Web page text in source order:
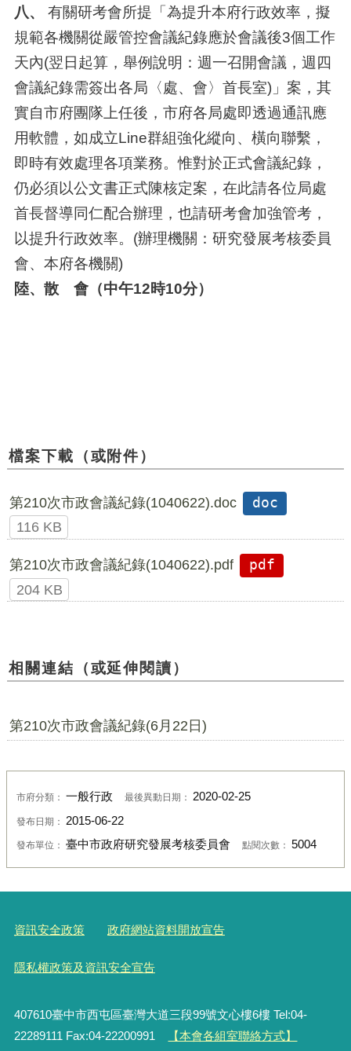
八、
有關研考會所提「為提升本府行政效率，擬
規範各機關從嚴管控會議紀錄應於會議後3個工作
天內(翌日起算，舉例說明：週一召開會議，週四
會議紀錄需簽出各局〈處、會〉首長室)」案，其
實自市府團隊上任後，市府各局處即透過通訊應
用軟體，如成立Line群組強化縱向、橫向聯繫，
即時有效處理各項業務。惟對於正式會議紀錄，
仍必須以公文書正式陳核定案，在此請各位局處
首長督導同仁配合辦理，也請研考會加強管考，
以提升行政效率。(辦理機關：研究發展考核委員
會、本府各機關)
陸、散 會（中午12時10分）
檔案下載（或附件）
第210次市政會議紀錄(1040622).doc
doc
116 KB
第210次市政會議紀錄(1040622).pdf
pdf
204 KB
相關連結（或延伸閱讀）
第210次市政會議紀錄(6月22日)
市府分類： 一般行政 最後異動日期： 2020-02-25
發布日期： 2015-06-22
發布單位： 臺中市政府研究發展考核委員會 點閱次數： 5004
資訊安全政策 政府網站資料開放宣告
隱私權政策及資訊安全宣告
407610臺中市西屯區臺灣大道三段99號文心樓6樓 Tel:04-
22289111 Fax:04-22200991
【本會各組室聯絡方式】